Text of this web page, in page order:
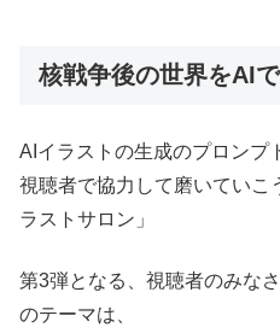
核戦争後の世界をAI
AIイラストの生成のプロンプ
視聴者で協力して磨いていこ
ラストサロン」
第3弾となる、視聴者のみな
のテーマは、